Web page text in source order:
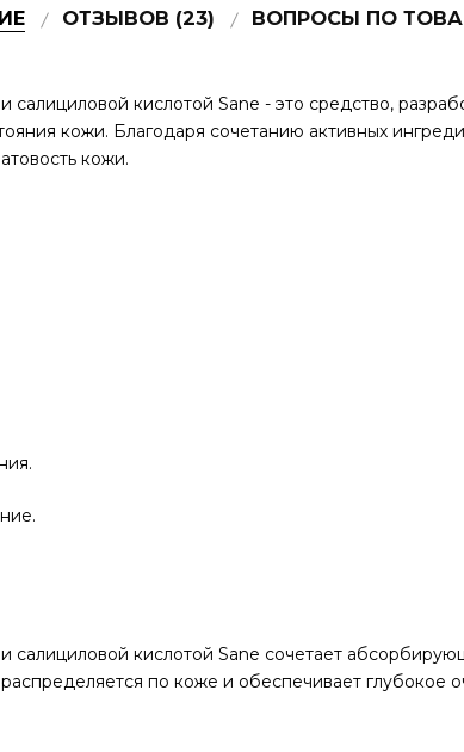
ОТЗЫВОВ (23) ВОПРОСЫ ПО
кислотой Sane - это средство,
кожи. Благодаря сочетанию активных
кожи.
кислотой Sane сочетает
по коже и обеспечивает глубокое